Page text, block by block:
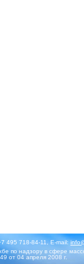
495 718-84-11, E-mail:
по надзору в сфере
от 04 апреля 2008 г.